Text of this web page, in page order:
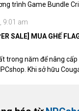
trình Game Bundle
9:01 am
SALE] MUA GHẾ
trong năm để nâng
Khi sở hữu